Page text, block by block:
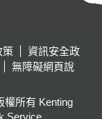
策
資訊安全政
無障礙網頁說
權所有 Kenting
Service,